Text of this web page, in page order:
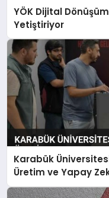
YÖK Dijital
Yetiştiriyor
Karabük
Üretim ve Yapay